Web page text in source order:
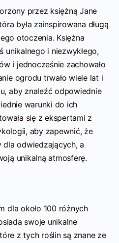
przez księżną Jane
była zainspirowana długą
otoczenia. Księżna
unikalnego i niezwykłego,
i jednocześnie zachowało
ogrodu trwało wiele lat i
aby znaleźć odpowiednie
warunki do ich
się z ekspertami z
aby zapewnić, że
odwiedzających, a
unikalną atmosferę.
dla około 100 różnych
swoje unikalne
z tych roślin są znane ze